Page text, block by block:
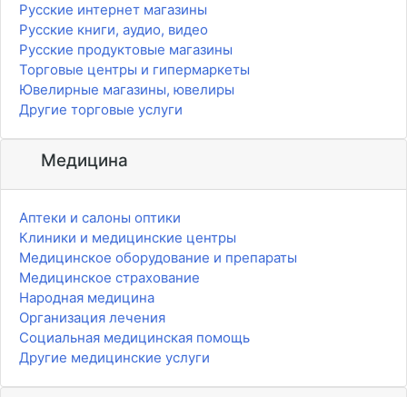
Русские интернет магазины
Русские книги, аудио, видео
Русские продуктовые магазины
Торговые центры и гипермаркеты
Ювелирные магазины, ювелиры
Другие торговые услуги
Медицина
Аптеки и салоны оптики
Клиники и медицинские центры
Медицинское оборудование и препараты
Медицинское страхование
Народная медицина
Организация лечения
Социальная медицинская помощь
Другие медицинские услуги